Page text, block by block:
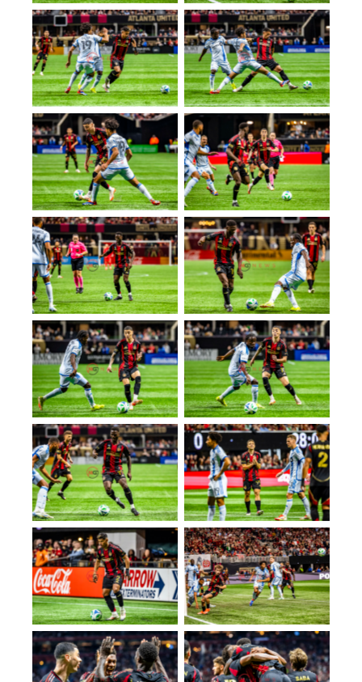
No Caption No Caption
No Caption No Caption
No Caption No Caption
No Caption No Caption
No Caption No Caption
No Caption No Caption